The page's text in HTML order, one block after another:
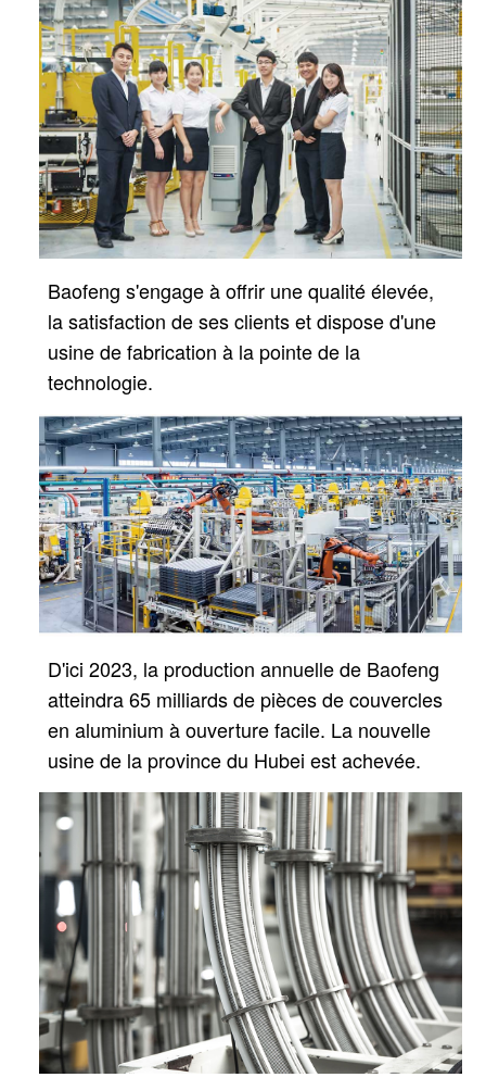
Baofeng s'engage à offrir une qualité élevée,
la satisfaction de ses clients et dispose d'une
usine de fabrication à la pointe de la
technologie.
D'ici 2023, la production annuelle de Baofeng
atteindra 65 milliards de pièces de couvercles
en aluminium à ouverture facile. La nouvelle
usine de la province du Hubei est achevée.